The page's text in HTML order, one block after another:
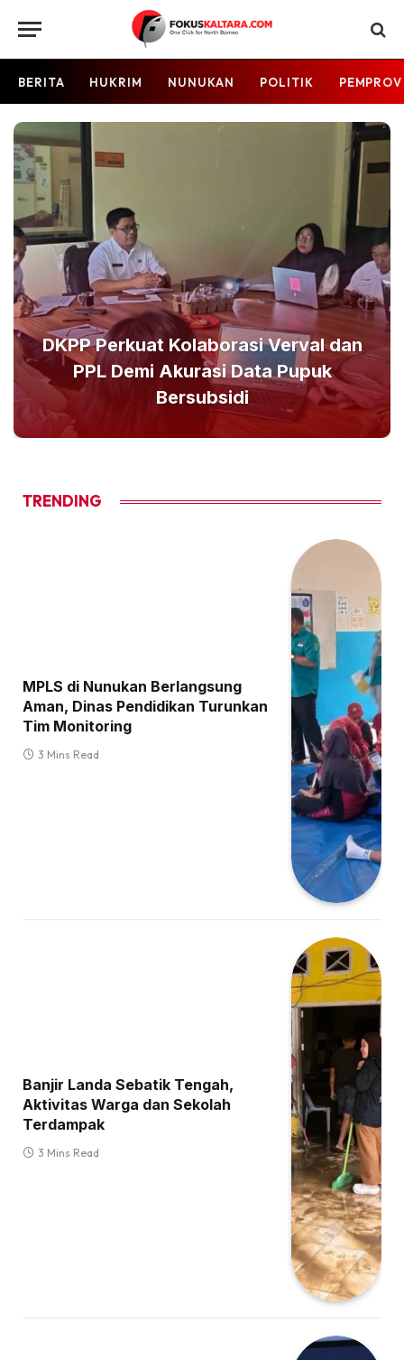
BERITA HUKRIM NUNUKAN POLITIK
DKPP Perkuat Kolaborasi Verval dan
PPL Demi Akurasi Data Pupuk
Bersubsidi
TRENDING
MPLS di Nunukan Berlangsung
Aman, Dinas Pendidikan Turunkan
Tim Monitoring
3 Mins Read
Banjir Landa Sebatik Tengah,
Aktivitas Warga dan Sekolah
Terdampak
3 Mins Read